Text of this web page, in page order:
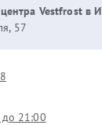
Vestfrost в
57
21:00